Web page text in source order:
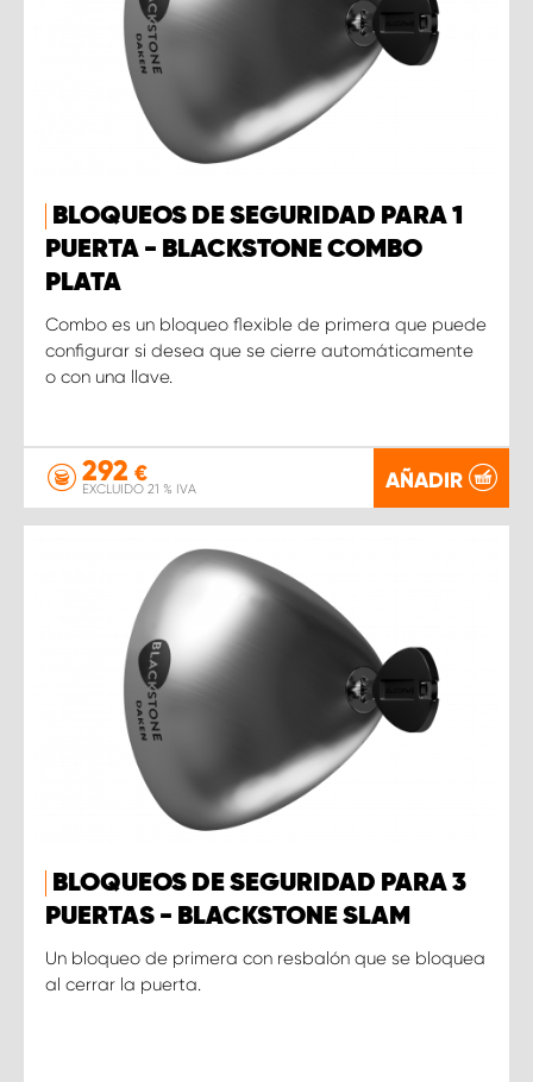
BLOQUEOS DE SEGURIDAD PARA 1
PUERTA - BLACKSTONE COMBO
PLATA
Combo es un bloqueo flexible de primera que puede
configurar si desea que se cierre automáticamente
o con una llave.
292 €
EXCLUIDO 21 % IVA AÑADIR
BLOQUEOS DE SEGURIDAD PARA 3
PUERTAS - BLACKSTONE SLAM
Un bloqueo de primera con resbalón que se bloquea
al cerrar la puerta.